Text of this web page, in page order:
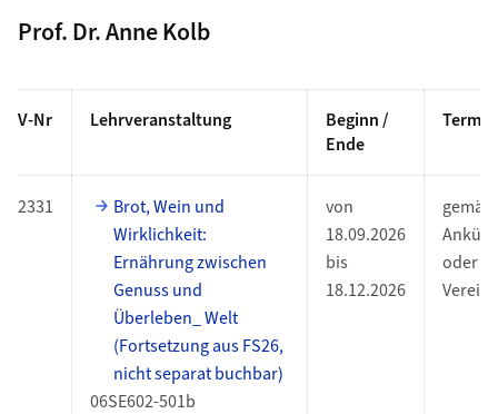
Prof. Dr. Anne Kolb
V-Nr Lehrveranstaltung
Beginn /
Ende
Termin
2331
Brot, Wein und
Wirklichkeit:
Ernährung zwischen
Genuss und
Überleben_ Welt
(Fortsetzung aus FS26,
nicht separat buchbar)
06SE602-501b
von
18.09.2026
bis
18.12.2026
gemäss
oder